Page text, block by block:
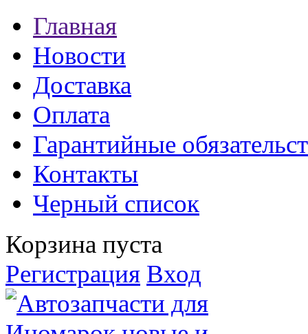
Главная
Новости
Доставка
Оплата
Гарантийные
Контакты
Черный список
Корзина пуста
Регистрация Вход